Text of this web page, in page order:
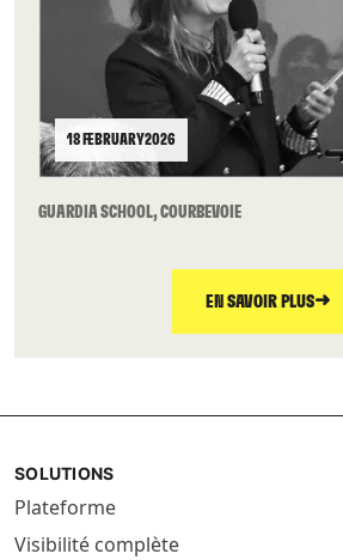
18 FEBRUARY 2026
GUARDIA SCHOOL, COURBEVOIE
EN SAVOIR PLUS➜
SOLUTIONS
Plateforme
Visibilité complète